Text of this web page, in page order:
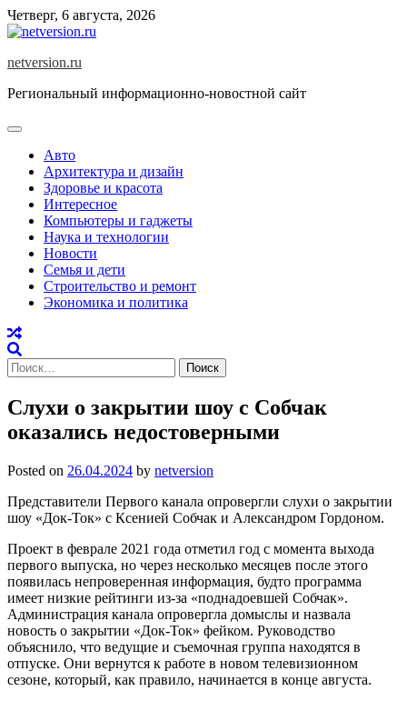
Skip
to
Четверг, 6 августа, 2026
netversion.ru
Региональный информационно-новостной сайт
Авто
Архитектура и дизайн
Здоровье и красота
Интересное
Компьютеры и гаджеты
Наука и технологии
Новости
Семья и дети
Строительство и ремонт
Экономика и политика
Найти:
Слухи о закрытии шоу с Собчак
оказались недостоверными
Posted on 26.04.2024 by netversion
Представители Первого канала опровергли слухи о закрытии
шоу «Док-Ток» с Ксенией Собчак и Александром Гордоном.
Проект в феврале 2021 года отметил год с момента выхода
первого выпуска, но через несколько месяцев после этого
появилась непроверенная информация, будто программа
имеет низкие рейтинги из-за «поднадоевшей Собчак».
Администрация канала опровергла домыслы и назвала
новость о закрытии «Док-Ток» фейком. Руководство
объяснило, что ведущие и съемочная группа находятся в
отпуске. Они вернутся к работе в новом телевизионном
сезоне, который, как правило, начинается в конце августа.